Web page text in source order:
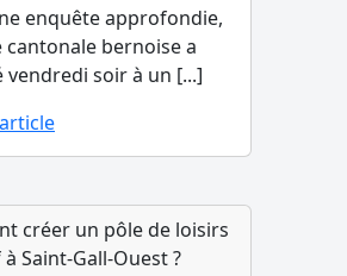
enquête approfondie,
cantonale bernoise a
vendredi soir à un [...]
créer un pôle de loisirs
Saint-Gall-Ouest ?